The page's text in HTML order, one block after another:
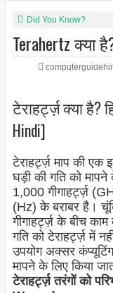
Did You Know?
Terahertz क्या
टेराहर्ट्ज़ क्या है?
Hindi]
टेराहर्ट्ज़ माप की एक
घड़ी की गति को
1,000 गीगाहर्ट्ज़
(Hz) के बराबर है।
गीगाहर्ट्ज़ के बीच
गति को टेराहर्ट्ज़ में
उपयोग अक्सर
मापने के लिए किया
टेराहर्ट्ज़ तरंगों को